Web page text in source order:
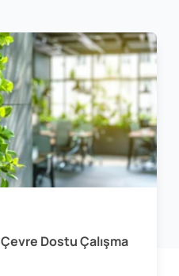
Dostu Çalışma